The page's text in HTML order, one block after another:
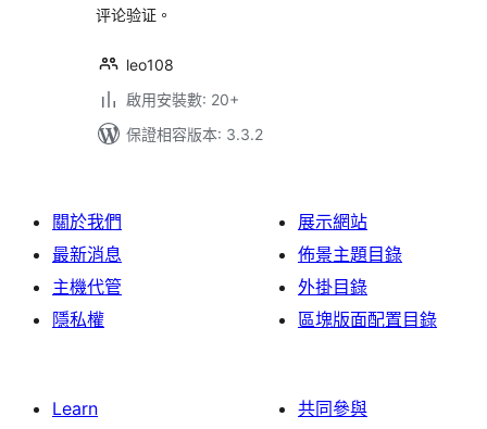
评论验证。
leo108
啟用安裝數: 20+
保證相容版本: 3.3.2
關於我們
最新消息
主機代管
隱私權
展示網站
佈景主題目錄
外掛目錄
區塊版面配置目錄
Learn
共同參與